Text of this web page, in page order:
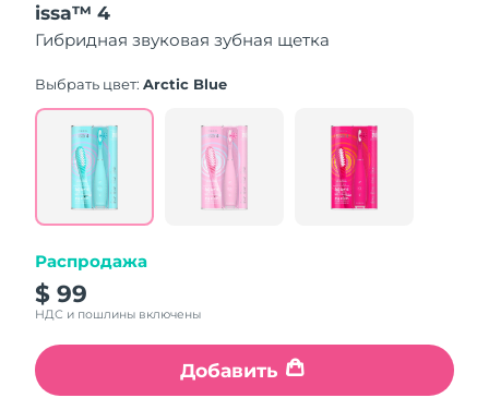
of
5
stars,
rating
Read
Reviews.
Same
page
issa™ 4
Гибридная звуковая зубная щетка
Выбрать цвет:Arctic Blue
Распродажа
$ 99
НДС и пошлины включены
Добавить